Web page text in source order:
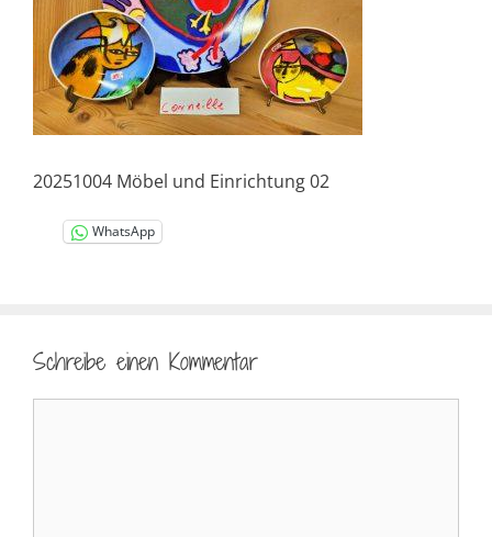
20251004 Möbel und Einrichtung 02
WhatsApp
Schreibe einen Kommentar